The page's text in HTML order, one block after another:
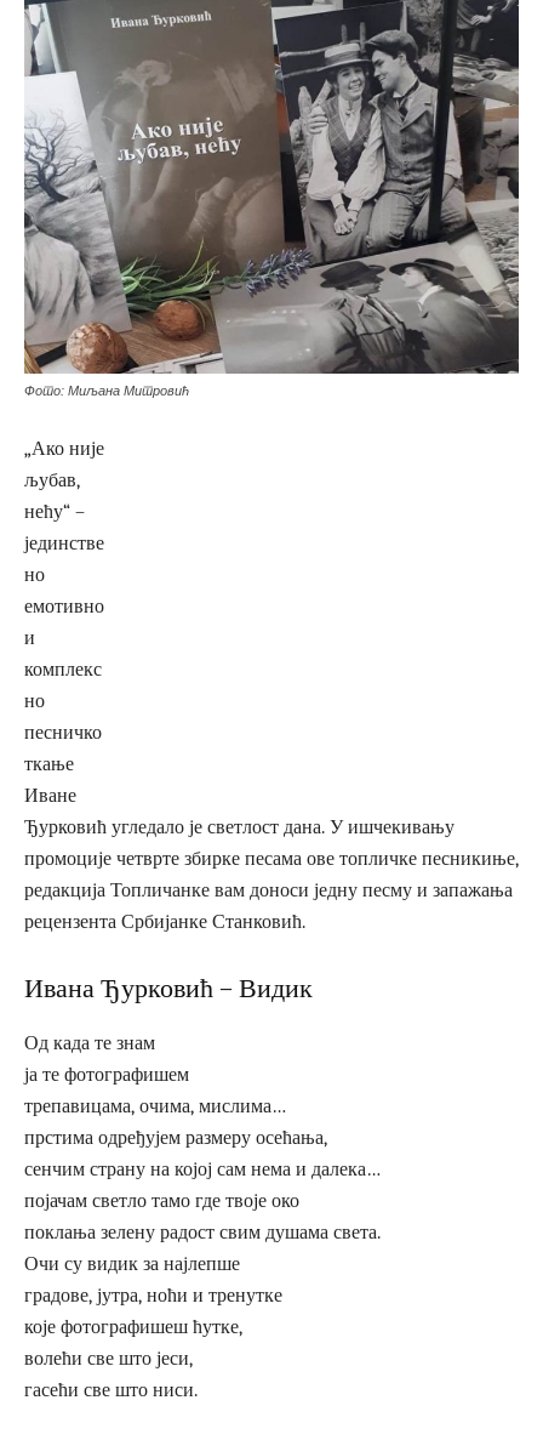
Фото: Миљана Митровић
„Ако није
љубав,
нећу“ –
јединстве
но
емотивно
и
комплекс
но
песничко
ткање
Иване
Ђурковић угледало је светлост дана. У ишчекивању
промоције четврте збирке песама ове топличке песникиње,
редакција Топличанке вам доноси једну песму и запажања
рецензента Србијанке Станковић.
Ивана Ђурковић – Видик
Од када те знам
ја те фотографишем
трепавицама, очима, мислима…
прстима одређујем размеру осећања,
сенчим страну на којој сам нема и далека…
појачам светло тамо где твоје око
поклања зелену радост свим душама света.
Очи су видик за најлепше
градове, јутра, ноћи и тренутке
које фотографишеш ћутке,
волећи све што јеси,
гасећи све што ниси.